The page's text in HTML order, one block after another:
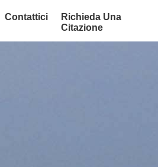
Contattici
Richieda Una
Citazione